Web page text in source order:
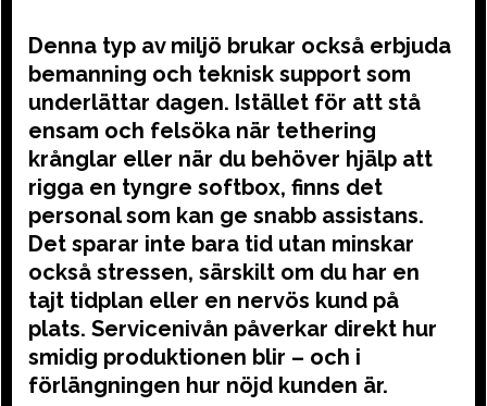
Denna typ av miljö brukar också erbjuda
bemanning och teknisk support som
underlättar dagen. Istället för att stå
ensam och felsöka när tethering
krånglar eller när du behöver hjälp att
rigga en tyngre softbox, finns det
personal som kan ge snabb assistans.
Det sparar inte bara tid utan minskar
också stressen, särskilt om du har en
tajt tidplan eller en nervös kund på
plats. Servicenivån påverkar direkt hur
smidig produktionen blir – och i
förlängningen hur nöjd kunden är.